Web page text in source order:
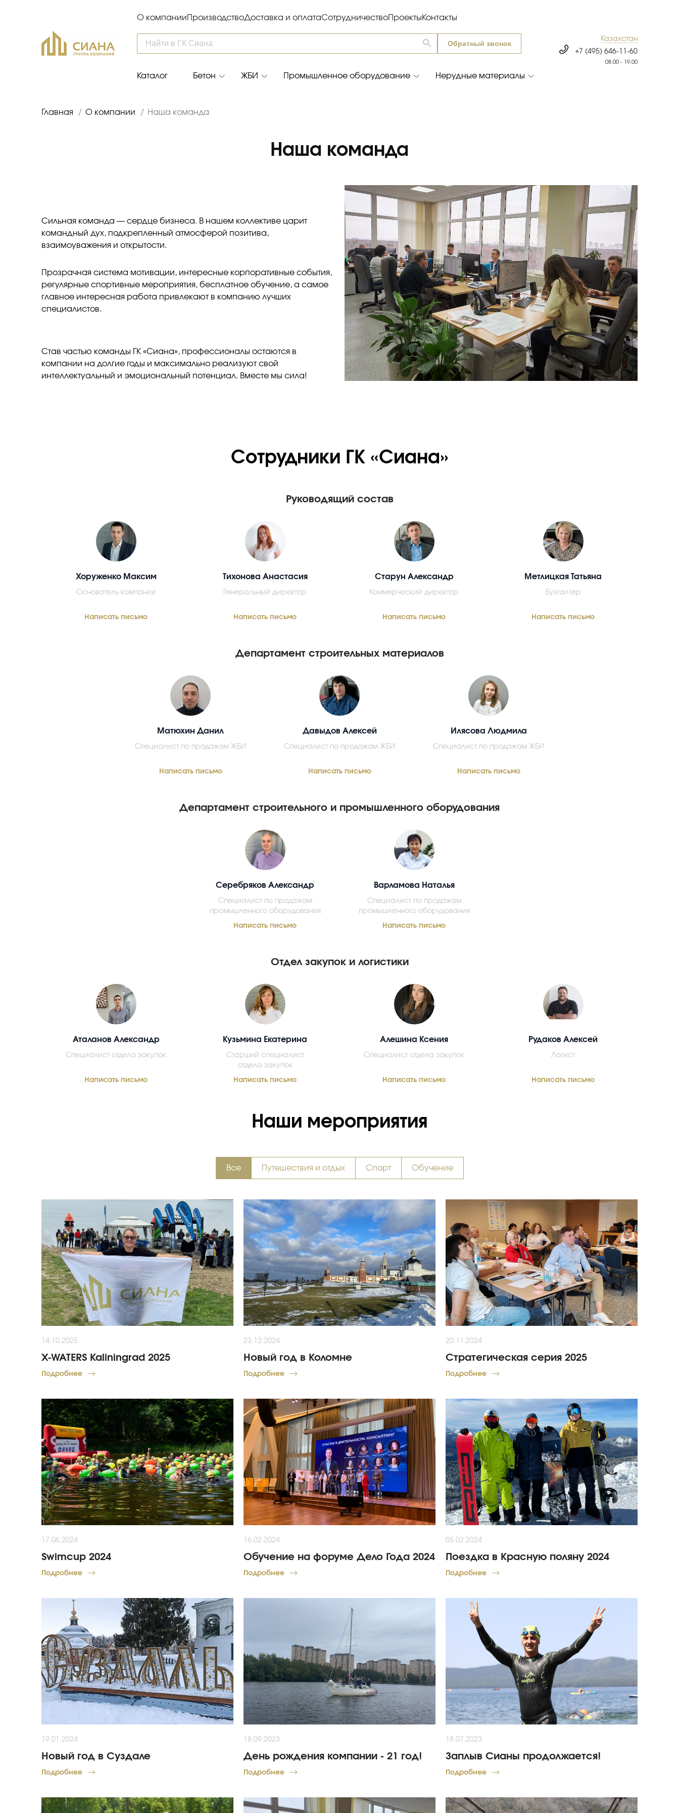
О компании ПроизводствоДоставка и оплатаСотрудничествоПроектыКонтакты
Обратный звонок
Казахстан
+7 (495) 646-11-60
08.00 - 19.00
Каталог Бетон ЖБИ Промышленное оборудование Нерудные материалы
Главная / О компании / Наша команда
Наша команда
Сильная команда — сердце бизнеса. В нашем коллективе царит
командный дух, подкрепленный атмосферой позитива,
взаимоуважения и открытости.
Прозрачная система мотивации, интересные корпоративные события,
регулярные спортивные мероприятия, бесплатное обучение, а самое
главное интересная работа привлекают в компанию лучших
специалистов.
Став частью команды ГК «Сиана», профессионалы остаются в
компании на долгие годы и максимально реализуют свой
интеллектуальный и эмоциональный потенциал. Вместе мы сила!
Сотрудники ГК «Сиана»
Руководящий состав
Хоруженко Максим
Основатель компании
Написать письмо
Тихонова Анастасия
Генеральный директор
Написать письмо
Старун Александр
Коммерческий директор
Написать письмо
Метлицкая Татьяна
Бухгалтер
Написать письмо
Департамент строительных материалов
Матюхин Данил
Специалист по продажам ЖБИ
Написать письмо
Давыдов Алексей
Специалист по продажам ЖБИ
Написать письмо
Илясова Людмила
Специалист по продажам ЖБИ
Написать письмо
Департамент строительного и промышленного оборудования
Серебряков Александр
Специалист по продажам
промышленного оборудования
Написать письмо
Варламова Наталья
Специалист по продажам
промышленного оборудования
Написать письмо
Отдел закупок и логистики
Аталанов Александр
Специалист отдела закупок
Написать письмо
Кузьмина Екатерина
Старший специалист
отдела закупок
Написать письмо
Алешина Ксения
Специалист отдела закупок
Написать письмо
Рудаков Алексей
Логист
Написать письмо
Наши мероприятия
Все Путешествия и отдых Спорт Обучение
14.10.2025
X-WATERS Kaliningrad 2025
Подробнее
23.12.2024
Новый год в Коломне
Подробнее
20.11.2024
Стратегическая серия 2025
Подробнее
17.06.2024
Swimcup 2024
Подробнее
16.02.2024
Обучение на форуме Дело Года 2024
Подробнее
05.02.2024
Поездка в Красную поляну 2024
Подробнее
19.01.2024
Новый год в Суздале
Подробнее
18.09.2023
День рождения компании - 21 год!
Подробнее
18.07.2023
Заплыв Сианы продолжается!
Подробнее